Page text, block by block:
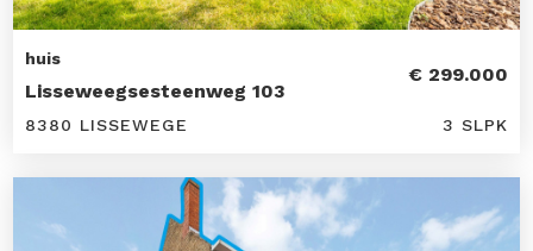
huis
Lisseweegsesteenweg 103
€ 299.000
8380 LISSEWEGE 3 SLPK